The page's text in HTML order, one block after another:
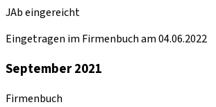
JAb eingereicht
Eingetragen im Firmenbuch am 04.06.2022
September 2021
Firmenbuch